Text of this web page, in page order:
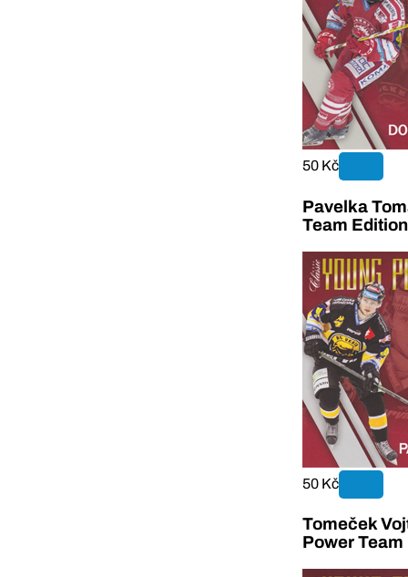
50 Kč
Pavelka
Team
50 Kč
Tomeček
Power